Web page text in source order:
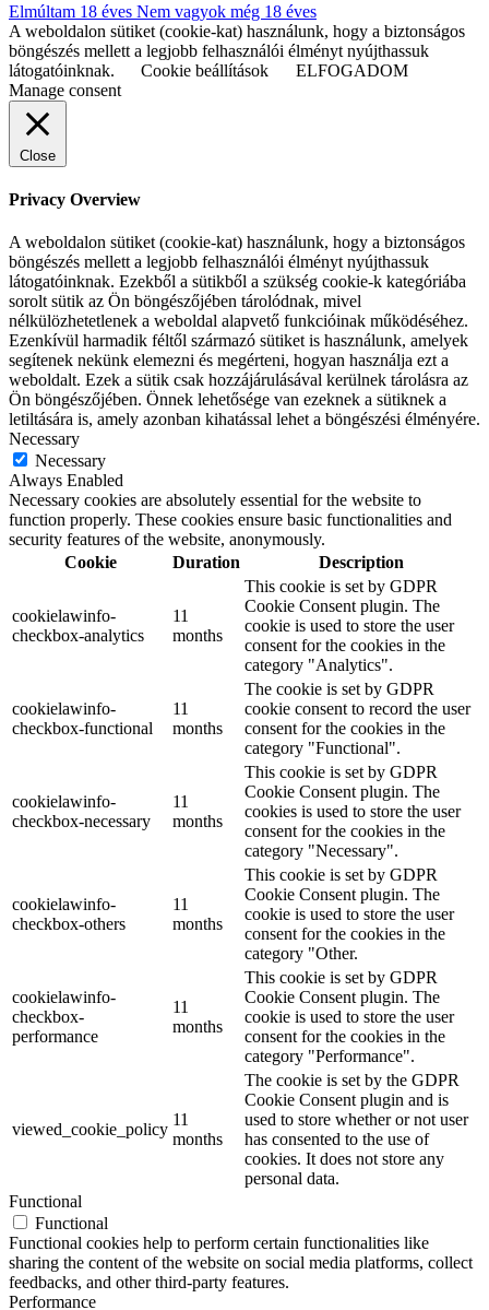
Elmúltam 18 éves Nem vagyok még 18 éves
A weboldalon sütiket (cookie-kat) használunk, hogy a biztonságos
böngészés mellett a legjobb felhasználói élményt nyújthassuk
látogatóinknak.
Cookie beállítások
ELFOGADOM
Manage consent
Close
Privacy Overview
A weboldalon sütiket (cookie-kat) használunk, hogy a biztonságos
böngészés mellett a legjobb felhasználói élményt nyújthassuk
látogatóinknak. Ezekből a sütikből a szükség cookie-k kategóriába
sorolt sütik az Ön böngészőjében tárolódnak, mivel
nélkülözhetetlenek a weboldal alapvető funkcióinak működéséhez.
Ezenkívül harmadik féltől származó sütiket is használunk, amelyek
segítenek nekünk elemezni és megérteni, hogyan használja ezt a
weboldalt. Ezek a sütik csak hozzájárulásával kerülnek tárolásra az
Ön böngészőjében. Önnek lehetősége van ezeknek a sütiknek a
letiltására is, amely azonban kihatással lehet a böngészési élményére.
Necessary
Necessary
Always Enabled
Necessary cookies are absolutely essential for the website to
function properly. These cookies ensure basic functionalities and
security features of the website, anonymously.
Cookie
Duration Description
cookielawinfo-
checkbox-analytics
11
months
This cookie is set by GDPR
Cookie Consent plugin. The
cookie is used to store the user
consent for the cookies in the
category "Analytics".
cookielawinfo-
checkbox-functional
11
months
The cookie is set by GDPR
cookie consent to record the user
consent for the cookies in the
category "Functional".
cookielawinfo-
checkbox-necessary
11
months
This cookie is set by GDPR
Cookie Consent plugin. The
cookies is used to store the user
consent for the cookies in the
category "Necessary".
cookielawinfo-
checkbox-others
11
months
This cookie is set by GDPR
Cookie Consent plugin. The
cookie is used to store the user
consent for the cookies in the
category "Other.
cookielawinfo-
checkbox-
performance
11
months
This cookie is set by GDPR
Cookie Consent plugin. The
cookie is used to store the user
consent for the cookies in the
category "Performance".
viewed_cookie_policy
11
months
The cookie is set by the GDPR
Cookie Consent plugin and is
used to store whether or not user
has consented to the use of
cookies. It does not store any
personal data.
Functional
Functional
Functional cookies help to perform certain functionalities like
sharing the content of the website on social media platforms, collect
feedbacks, and other third-party features.
Performance